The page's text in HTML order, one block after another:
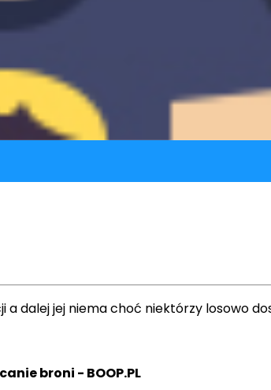
dalej jej niema choć niektórzy losowo